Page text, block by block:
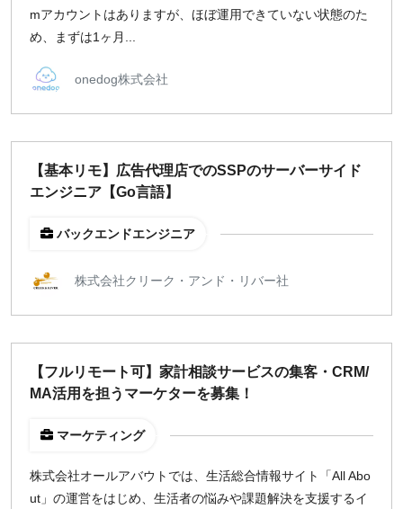
大阪
名古屋
福岡
募集状況
募集中のみ表示
時給
¥2,000 ¥3,000 ¥4,000 ¥5,000〜
mアカウントはありますが、ほぼ運用できていない状態のた
め、まずは1ヶ月...
onedog株式会社
【基本リモ】広告代理店でのSSPのサーバーサイド
エンジニア【Go言語】
バックエンドエンジニア
株式会社クリーク・アンド・リバー社
【フルリモート可】家計相談サービスの集客・CRM/
MA活用を担うマーケターを募集！
マーケティング
株式会社オールアバウトでは、生活総合情報サイト「All Abo
ut」の運営をはじめ、生活者の悩みや課題解決を支援するイ